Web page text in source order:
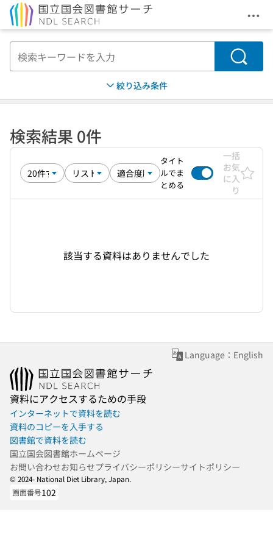
メ
検索
絞り込み条件
検索結果 0件
タイト
ルでま
とめる
一括
お気
に入
り
該当する資料はありませんでした
Language：English
資料にアクセスするための手段
インターネットで資料を読む
資料のコピーを入手する
図書館で資料を読む
国立国会図書館ホームページ
お問い合わせお知らせプライバシーポリシーサイトポリシー
© 2024- National Diet Library, Japan.
画面番号102